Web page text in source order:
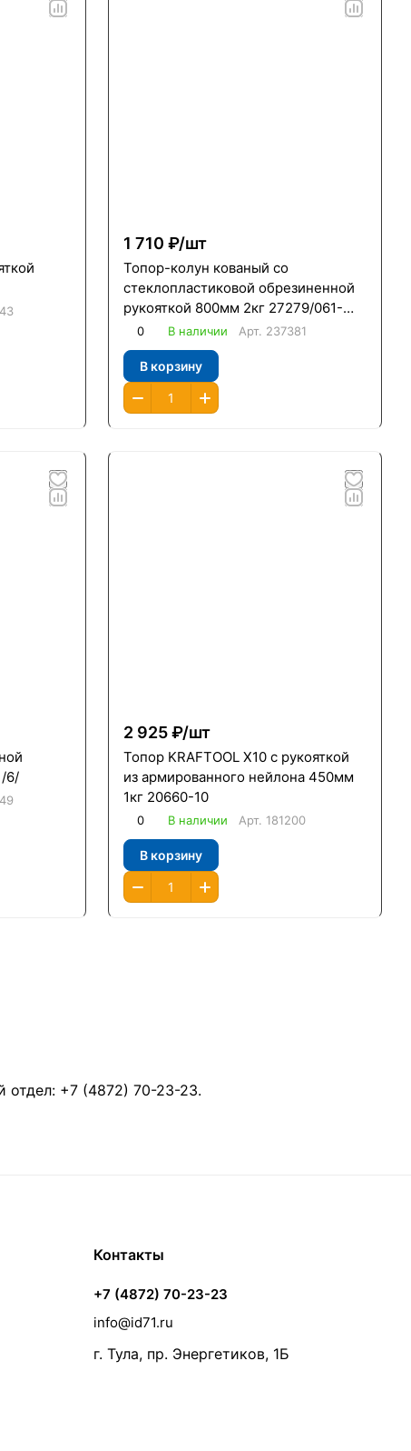
1 710 ₽/шт
Топор-колун кованый со
стеклопластиковой обрезиненной
рукояткой 800мм 2кг 27279/061-
0200
0 В наличии Арт. 237381
В корзину
/6/
2 925 ₽/шт
Топор KRAFTOOL X10 с рукояткой
из армированного нейлона 450мм
1кг 20660-10
0 В наличии Арт. 181200
В корзину
отдел: +7 (4872) 70-23-23.
Контакты
+7 (4872) 70-23-23
info@id71.ru
г. Тула, пр. Энергетиков, 1Б